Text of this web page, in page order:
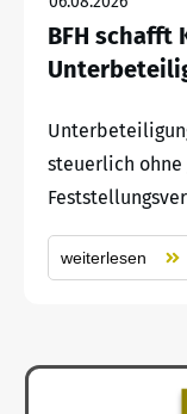
BFH schafft
steuerlich
weiterlesen